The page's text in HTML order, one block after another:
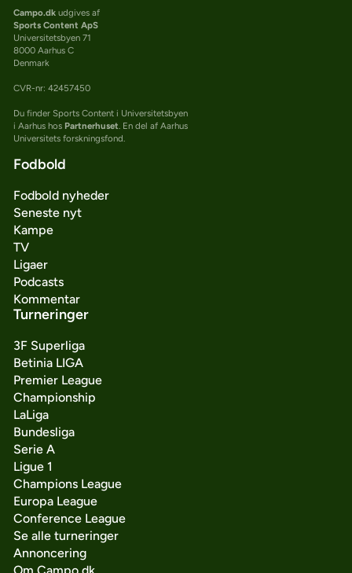
Campo.dkudgives af
Sports Content ApS
Universitetsbyen 71
8000 Aarhus C
Denmark
CVR-nr: 42457450
Du finder Sports Content i Universitetsbyen
i Aarhus hos Partnerhuset. En del af Aarhus
Universitets forskningsfond.
Fodbold
Fodbold nyheder
Seneste nyt
Kampe
TV
Ligaer
Podcasts
Kommentar
Turneringer
3F Superliga
Betinia LIGA
Premier League
Championship
LaLiga
Bundesliga
Serie A
Ligue 1
Champions League
Europa League
Conference League
Se alle turneringer
Annoncering